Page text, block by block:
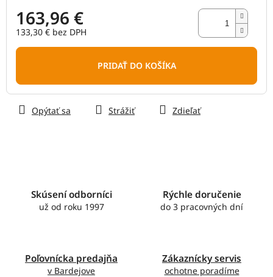
163,96 €
133,30 € bez DPH
Jednotková
PRIDAŤ DO KOŠÍKA
Opýtať sa Strážiť Zdieľať
Skúsení odborníci
už od roku 1997
Rýchle doručenie
do 3 pracovných dní
Poľovnícka predajňa
v Bardejove
Zákaznícky servis
ochotne poradíme